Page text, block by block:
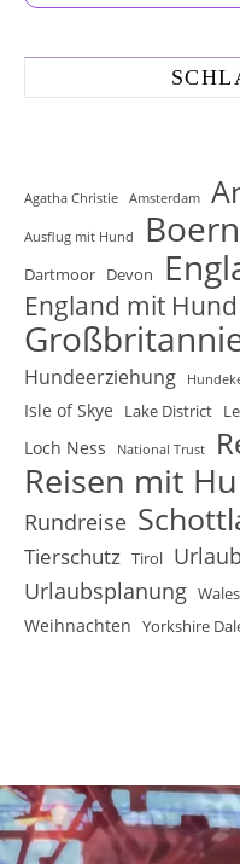
Agatha Christie Amsterdam
Ausflug mit Hund
Dartmoor Devon
England mit Hund
Hundeerziehung
Isle of Skye Lake District
Loch Ness National Trust
Reisen mit
Rundreise
Tierschutz Tirol
Urlaubsplanung Wales
Weihnachten Yorkshire